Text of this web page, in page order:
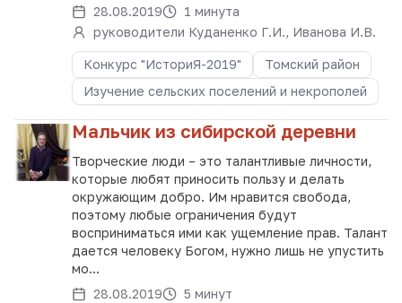
28.08.2019
1 минута
руководители Куданенко Г.И., Иванова И.В.
Конкурс "ИсториЯ-2019"
Томский район
Изучение сельских поселений и некрополей
Мальчик из сибирской деревни
Творческие люди – это талантливые личности,
которые любят приносить пользу и делать
окружающим добро. Им нравится свобода,
поэтому любые ограничения будут
восприниматься ими как ущемление прав. Талант
дается человеку Богом, нужно лишь не упустить
мо...
28.08.2019
5 минут